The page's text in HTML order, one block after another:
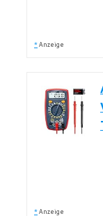
* Anzeige
* Anzeige